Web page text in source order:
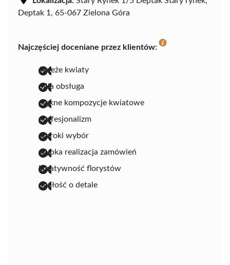
Deptak 1, 65-067 Zielona Góra
Najczęściej doceniane przez klientów:
świeże kwiaty
miła obsługa
piękne kompozycje kwiatowe
profesjonalizm
szeroki wybór
szybka realizacja zamówień
kreatywność florystów
dbałość o detale